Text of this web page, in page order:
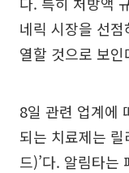
네릭 시장을 선
열할 것으로 보인
8일 관련 업계에
되는 치료제는 릴
드)’다. 알림타는